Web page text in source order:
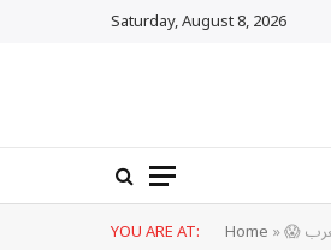
Saturday, August 8, 2026
YOU ARE AT: Home»